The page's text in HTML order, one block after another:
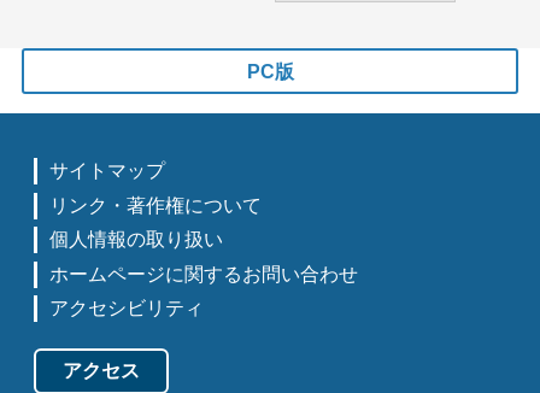
PC版
サイトマップ
リンク・著作権について
個人情報の取り扱い
ホームページに関するお問い合わせ
アクセシビリティ
アクセス